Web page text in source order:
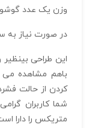
وزن یک عدد
در صورت نیاز به
باهم مشاهده
شما کاربران
متریکس را دارا